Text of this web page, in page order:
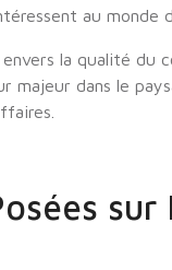
au monde
la qualité du
majeur dans le
sur